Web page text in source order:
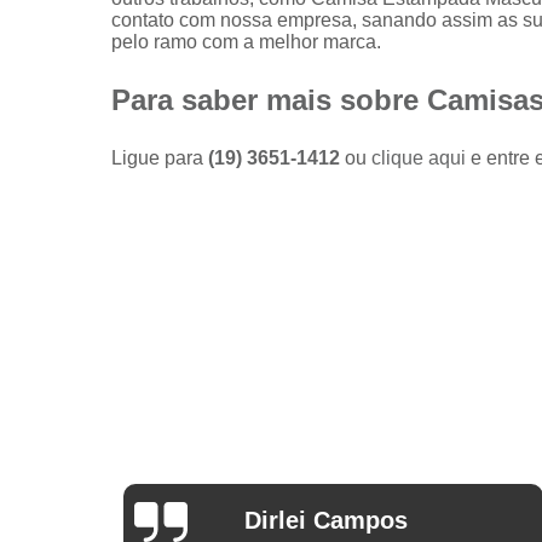
Camisas
contato com nossa empresa, sanando assim as
pelo ramo com a melhor marca.
Para saber mais sobre
Ligue para (19) 3651-1412 ou clique aqui e entre
Arthur Mello